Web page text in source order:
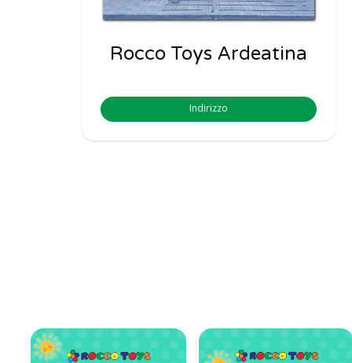
Rocco Toys Ardeatina
Indirizzo